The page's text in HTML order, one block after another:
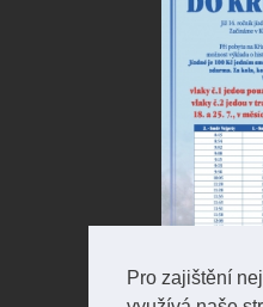
Pro zajištění